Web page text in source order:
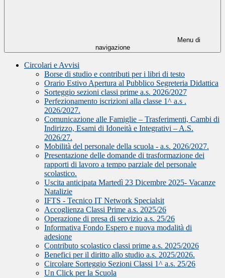
Menu di
navigazione
Circolari e Avvisi
Borse di studio e contributi per i libri di testo
Orario Estivo Apertura al Pubblico Segreteria Didattica
Sorteggio sezioni classi prime a.s. 2026/2027
Perfezionamento iscrizioni alla classe 1^ a.s .
2026/2027.
Comunicazione alle Famiglie – Trasferimenti, Cambi di
Indirizzo, Esami di Idoneità e Integrativi – A.S.
2026/27.
Mobilità del personale della scuola - a.s. 2026/2027.
Presentazione delle domande di trasformazione dei
rapporti di lavoro a tempo parziale del personale
scolastico.
Uscita anticipata Martedì 23 Dicembre 2025- Vacanze
Natalizie
IFTS - Tecnico IT Network Specialsit
Accoglienza Classi Prime a.s. 2025/26
Operazione di presa di servizio a.s. 25/26
Informativa Fondo Espero e nuova modalità di
adesione
Contributo scolastico classi prime a.s. 2025/2026
Benefici per il diritto allo studio a.s. 2025/2026.
Circolare Sorteggio Sezioni Classi 1^ a.s. 25/26
Un Click per la Scuola